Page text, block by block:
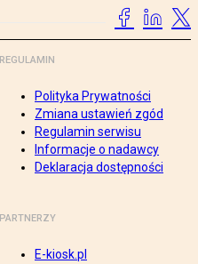
REGULAMIN
Polityka Prywatności
Zmiana ustawień zgód
Regulamin serwisu
Informacje o nadawcy
Deklaracja dostępności
PARTNERZY
E-kiosk.pl